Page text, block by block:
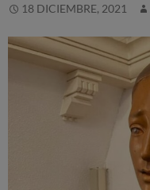
18 DICIEMBRE, 2021